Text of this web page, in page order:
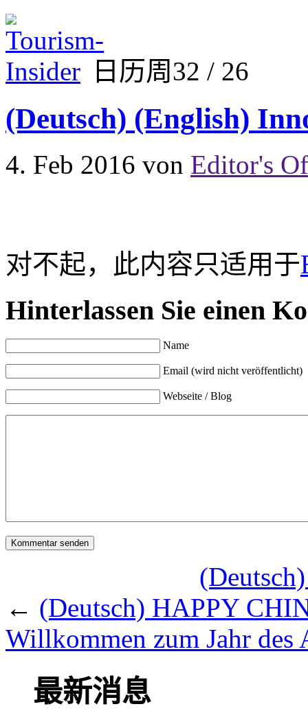
日历周32 / 26
(Deutsch) (English)
4. Feb 2016 von Editor's
对不起，此内容只适用于
Hinterlassen Sie einen
Name
Email (wird nicht veröffentlicht)
Webseite / Blog
← (Deutsch) HAPPY
Willkommen zum Jahr des
最新消息